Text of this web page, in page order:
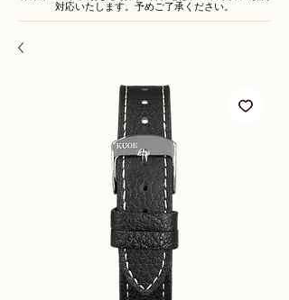
対応いたします。予めご了承ください。